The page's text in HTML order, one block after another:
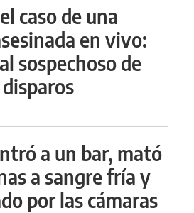
caso de una
en vivo:
sospechoso de
a un bar, mató
a sangre fría y
por las cámaras